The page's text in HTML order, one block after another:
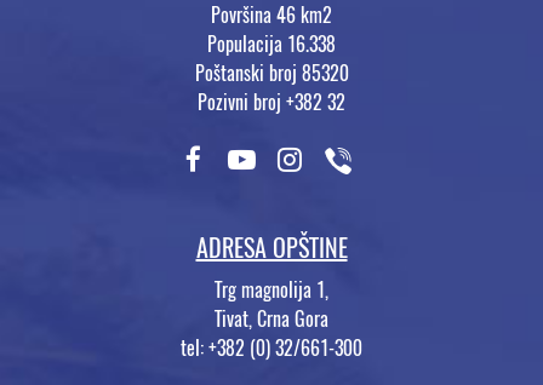
Površina 46 km2
Populacija 16.338
Poštanski broj 85320
Pozivni broj +382 32
ADRESA OPŠTINE
Trg magnolija 1,
Tivat, Crna Gora
tel: +382 (0) 32/661-300